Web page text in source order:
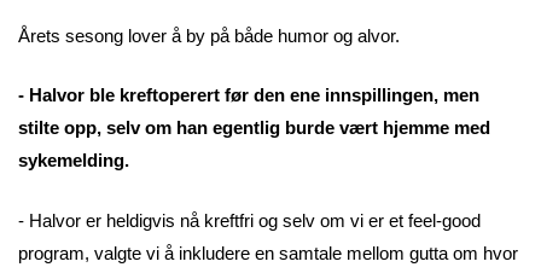
Årets sesong lover å by på både humor og alvor.
- Halvor ble kreftoperert før den ene innspillingen, men
stilte opp, selv om han egentlig burde vært hjemme med
sykemelding.
- Halvor er heldigvis nå kreftfri og selv om vi er et feel-good
program, valgte vi å inkludere en samtale mellom gutta om hvor